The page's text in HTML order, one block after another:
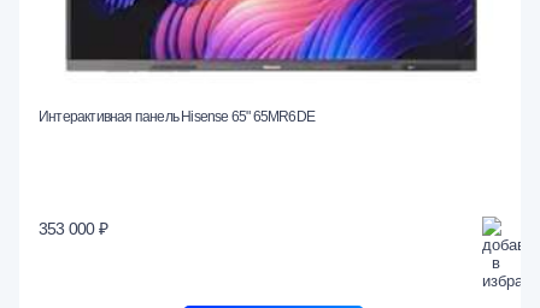
Интерактивная панель Hisense 65" 65MR6DE
353 000 ₽